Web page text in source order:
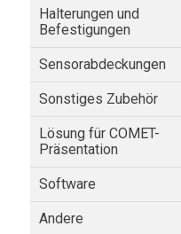
Halterungen und
Befestigungen
Sensorabdeckungen
Sonstiges Zubehör
Lösung für COMET-
Präsentation
Software
Andere